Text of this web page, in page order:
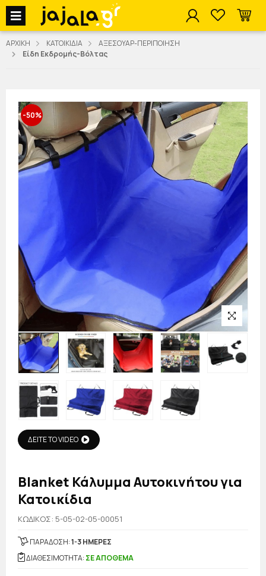
jajala Menu
ΑΡΧΙΚΗ ΚΑΤΟΙΚΙΔΙΑ
ΑΞΕΣΟΥΑΡ-ΠΕΡΙΠΟΙΗΣΗ
Είδη Εκδρομής-Βόλτας
-50%
ΔΕΙΤΕ ΤΟ VIDEO
Blanket Κάλυμμα Αυτοκινήτου για
Κατοικίδια
KΩΔΙΚΟΣ: 5-05-02-05-00051
ΠΑΡΑΔΟΣΗ:1-3 ΗΜΕΡΕΣ
ΔΙΑΘΕΣΙΜΟΤΗΤΑ: ΣΕ ΑΠΟΘΕΜΑ